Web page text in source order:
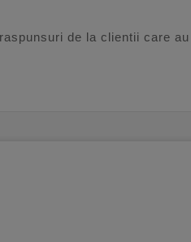
de la clientii care